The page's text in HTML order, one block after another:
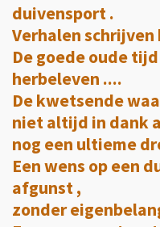
duivensport .
Verhalen
De goede oude
herbeleven ....
De kwetsende
niet altijd in dank
nog een ultieme
Een wens op een
afgunst ,
zonder